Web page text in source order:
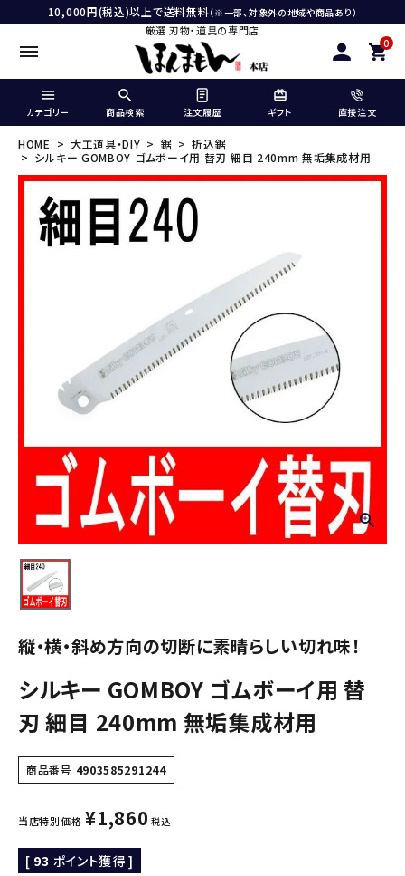
10,000円(税込)以上で送料無料（※一部、対象外の地域や商品あり）
厳選 刃物・道具の専門店
0
カテゴリー 商品検索 注文履歴 ギフト 直接注文
HOME 大工道具・DIY 鋸
折込鋸
シルキー GOMBOY ゴムボーイ用 替刃 細目 240mm 無垢集成材用
縦・横・斜め方向の切断に素晴らしい切れ味！
シルキー GOMBOY ゴムボーイ用 替
刃 細目 240mm 無垢集成材用
商品番号 4903585291244
当店特別価格 ¥1,860 税込
[ 93 ポイント獲得 ]